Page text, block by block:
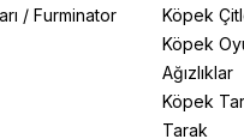
/ Furminator
Köpek
Köpek
Ağızlıklar
Köpek
Tarak